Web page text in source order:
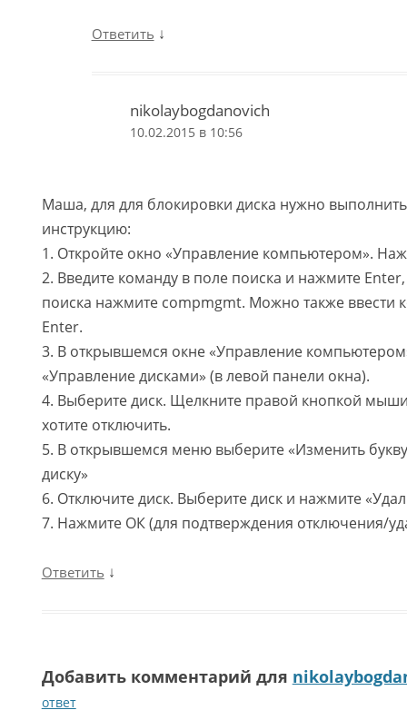
Ответить ↓
nikolaybogdanovich
10.02.2015 в 10:56
Маша, для для блокировки диска нужно
инструкцию:
1. Откройте окно «Управление компьютером».
2. Введите команду в поле поиска и нажмите Enter,
поиска нажмите compmgmt. Можно также ввести
Enter.
3. В открывшемся окне «Управление
«Управление дисками» (в левой панели окна).
4. Выберите диск. Щелкните правой кнопкой
хотите отключить.
5. В открывшемся меню выберите «Изменить букву
диску»
6. Отключите диск. Выберите диск и нажмите
7. Нажмите ОК (для подтверждения отключения/
Ответить ↓
Добавить комментарий для
ответ